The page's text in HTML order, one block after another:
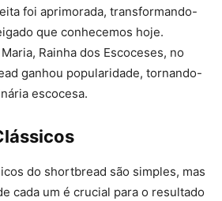
foi aprimorada, transformando-
que conhecemos hoje.
Rainha dos Escoceses, no
ganhou popularidade, tornando-
escocesa.
do shortbread são simples, mas
cada um é crucial para o resultado